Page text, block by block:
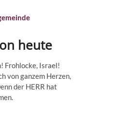
heute
Frohlocke, Israel!
von ganzem Herzen,
der HERR hat